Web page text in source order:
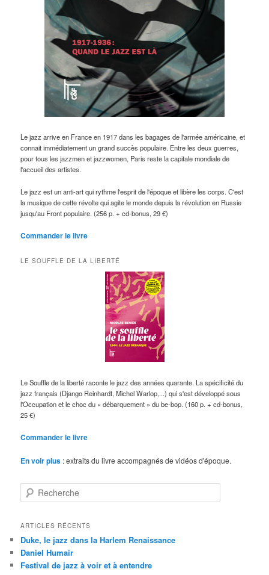
Le jazz arrive en France en 1917 dans les bagages de l'armée américaine, et
connait immédiatement un grand succès populaire. Entre les deux guerres,
pour tous les jazzmen et jazzwomen, Paris reste la capitale mondiale de
l'accueil des artistes.
Le jazz est un anti-art qui rythme l'esprit de l'époque et libère les corps. C'est
la musique de cette révolte qui agite le monde depuis la révolution en Russie
jusqu'au Front populaire. (256 p. + cd-bonus, 29 €)
Commander le livre
LE SOUFFLE DE LA LIBERTÉ
Le Souffle de la liberté raconte le jazz des années quarante. La spécificité du
jazz français (Django Reinhardt, Michel Warlop,...) qui s'est développé sous
l'Occupation et le choc du « débarquement » du be-bop. (160 p. + cd-bonus,
25 €)
Commander le livre
En voir plus : extraits du livre accompagnés de vidéos d'époque.
e
h
r
c
h
ARTICLES RÉCENTS
Duke, le jazz dans la Harlem Renaissance
Daniel Humair
Festival de jazz à voir et à entendre